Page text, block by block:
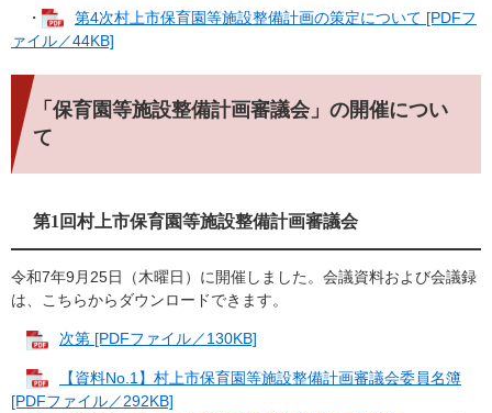
・
第4次村上市保育園等施設整備計画の策定について [PDFフ
ァイル／44KB]
「保育園等施設整備計画審議会」の開催につい
て
第1回村上市保育園等施設整備計画審議会
令和7年9月25日（木曜日）に開催しました。会議資料および会議録
は、こちらからダウンロードできます。
次第 [PDFファイル／130KB]
【資料No.1】村上市保育園等施設整備計画審議会委員名簿
[PDFファイル／292KB]